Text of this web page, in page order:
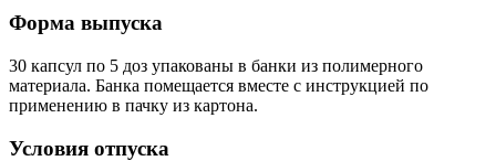
Форма выпуска
30 капсул по 5 доз упакованы в банки из полимерного
материала. Банка помещается вместе с инструкцией по
применению в пачку из картона.
Условия отпуска